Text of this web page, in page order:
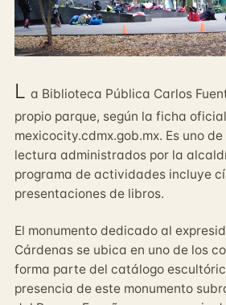
L a Biblioteca Pública Carlos
propio parque, según la ficha
mexicocity.cdmx.gob.mx. Es uno
lectura administrados por la
programa de actividades incluye
presentaciones de libros.
El monumento dedicado al
Cárdenas se ubica en uno de los
forma parte del catálogo
presencia de este monumento